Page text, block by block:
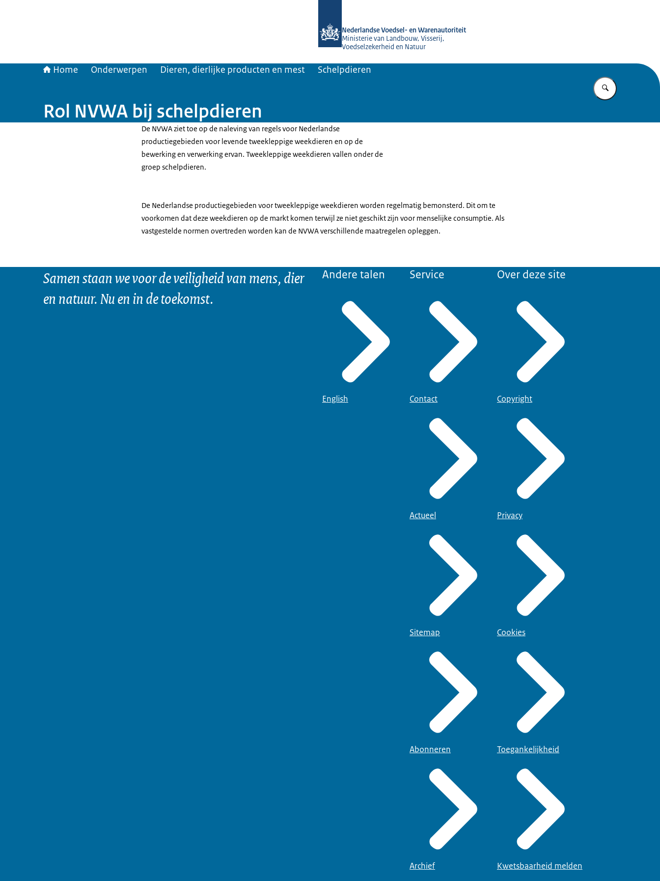
Nederlandse Voedsel- en Warenautoriteit
Ministerie van Landbouw, Visserij,
Voedselzekerheid en Natuur
Home Onderwerpen Dieren, dierlijke producten en mest Schelpdieren
Vul in wat u
Rol NVWA bij schelpdieren
De NVWA ziet toe op de naleving van regels voor Nederlandse
productiegebieden voor levende tweekleppige weekdieren en op de
bewerking en verwerking ervan. Tweekleppige weekdieren vallen onder de
groep schelpdieren.
De Nederlandse productiegebieden voor tweekleppige weekdieren worden regelmatig bemonsterd. Dit om te
voorkomen dat deze weekdieren op de markt komen terwijl ze niet geschikt zijn voor menselijke consumptie. Als
vastgestelde normen overtreden worden kan de NVWA verschillende maatregelen opleggen.
Samen staan we voor de veiligheid van mens, dier
en natuur. Nu en in de toekomst.
Andere talen
English
Service
Contact
Actueel
Sitemap
Abonneren
Archief
Over deze site
Copyright
Privacy
Cookies
Toegankelijkheid
Kwetsbaarheid melden